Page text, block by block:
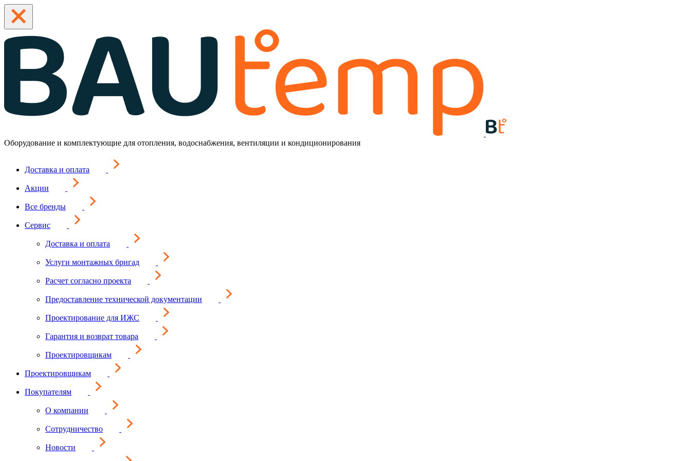
Оборудование и комплектующие для отопления, водоснабжения, вентиляции и кондиционирования
Доставка и оплата
Акции
Все бренды
Сервис
Доставка и оплата
Услуги монтажных бригад
Расчет согласно проекта
Предоставление технической документации
Проектирование для ИЖС
Гарантия и возврат товара
Проектировщикам
Проектировщикам
Покупателям
О компании
Сотрудничество
Новости